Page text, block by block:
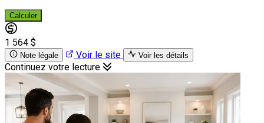
Calculer
1 564 $
Note légale Voir le site Voir les détails
Continuez votre lecture